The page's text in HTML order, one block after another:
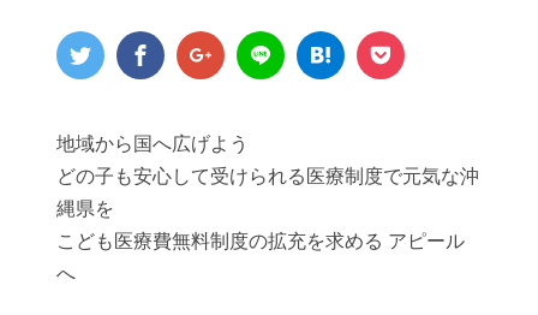
地域から国へ広げよう
どの子も安心して受けられる医療制度で元気な沖
縄県を
こども医療費無料制度の拡充を求める アピール
へ